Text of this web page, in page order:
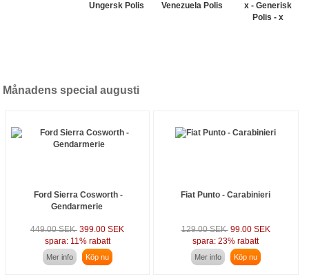
Ungersk Polis
Venezuela Polis
x - Generisk
Polis - x
Månadens special augusti
Ford Sierra Cosworth -
Gendarmerie
449.00 SEK 399.00 SEK
spara: 11% rabatt
Mer info
Köp nu
Fiat Punto - Carabinieri
129.00 SEK 99.00 SEK
spara: 23% rabatt
Mer info
Köp nu